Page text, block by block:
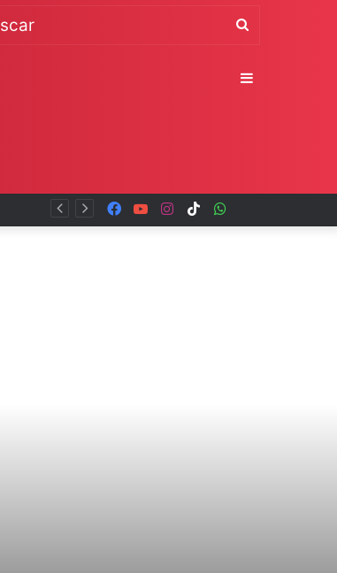
TikTok
Instagram
YouTube
Facebook
Buscar
Sidebar